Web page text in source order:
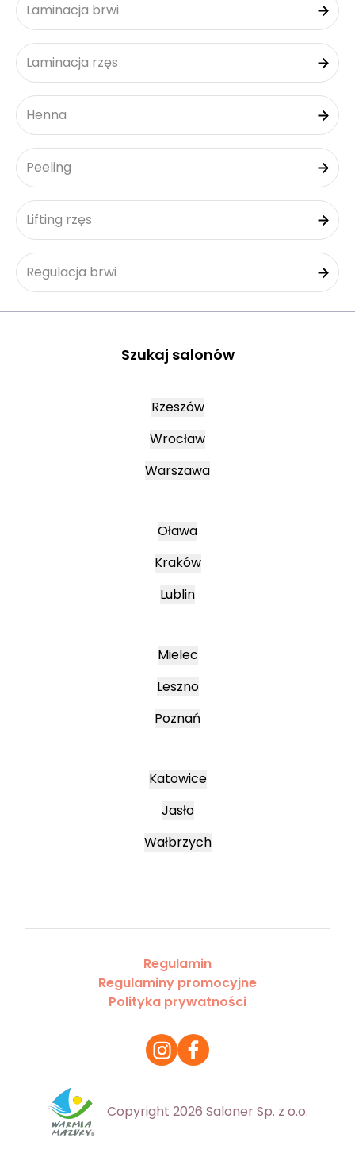
Laminacja brwi
Laminacja rzęs
Henna
Peeling
Lifting rzęs
Regulacja brwi
Szukaj salonów
Rzeszów
Wrocław
Warszawa
Oława
Kraków
Lublin
Mielec
Leszno
Poznań
Katowice
Jasło
Wałbrzych
Regulamin
Regulaminy promocyjne
Polityka prywatności
Copyright 2026 Saloner Sp. z o.o.